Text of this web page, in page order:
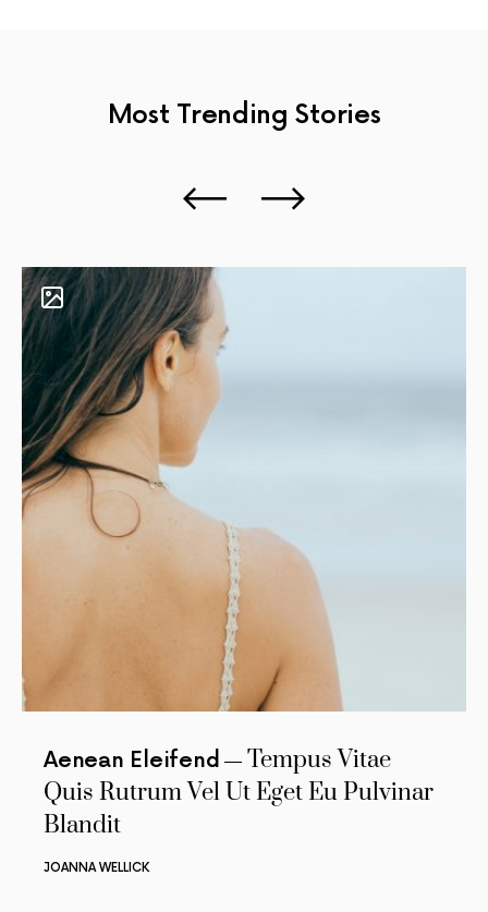
Most Trending Stories
Aenean Eleifend
Tempus Vitae
Quis Rutrum Vel Ut Eget Eu Pulvinar
Blandit
JOANNA WELLICK